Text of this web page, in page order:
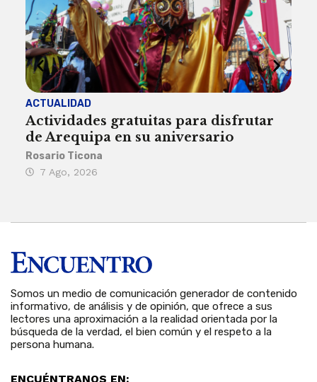
ACTUALIDAD
Actividades gratuitas para disfrutar
de Arequipa en su aniversario
Rosario Ticona
7 Ago, 2026
Somos un medio de comunicación generador de contenido
informativo, de análisis y de opinión, que ofrece a sus
lectores una aproximación a la realidad orientada por la
búsqueda de la verdad, el bien común y el respeto a la
persona humana.
ENCUÉNTRANOS EN: